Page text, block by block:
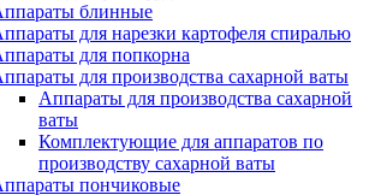
блинные
для нарезки картофеля спиралью
для попкорна
для производства сахарной ваты
Аппараты для производства сахарной
ваты
Комплектующие для аппаратов по
производству сахарной ваты
пончиковые